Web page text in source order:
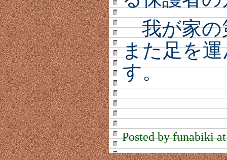
我が家の
また足を
す。
Posted by funabiki